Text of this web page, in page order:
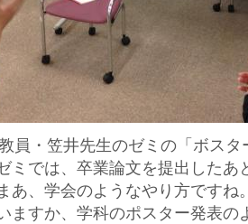
員・笠井先生のゼミの「ボス
ミでは、卒業論文を提出したあ
あ、学会のようなやり方ですね
ますか、学科のポスター発表の